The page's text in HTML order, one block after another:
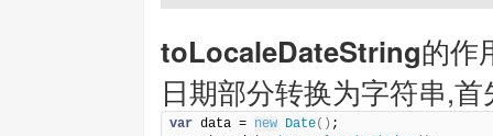
toLocaleDateString的作
日期部分转换为字符串,
var data = new Date( )